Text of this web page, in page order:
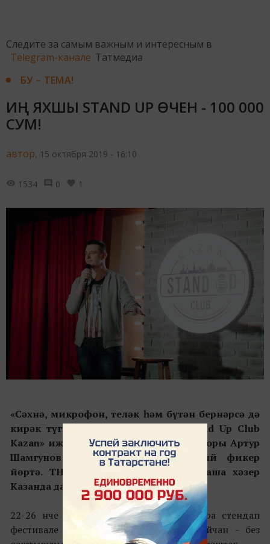
Следите за самым важным и интересным в
Telegram-канале Татмедиа
БУ – ТЕМА!
ИҢ ЯХШЫ STAND UP ӨЧЕН - 100 000
СУМ!
автор, 15 октября 2019 - 16:10
1534 0 1
«Сәхнә, микрофон, теләк һәм бүтән бернәрсә дә
кирәк түгел». Танылган комик, «Stand Up Club
Kazan» иҗади берләшмәсенең директоры Артур
Шамгунов стендап турында шундый фикер
йөртә. ТНТ каналыннан күргән тамаша хәзер
Казанда да актив үсеш ала.
22-26 нче октябрь аралагында Халыкара стендап
фестивале үтәчәк. Ничек, кайда һәм кайчан - без